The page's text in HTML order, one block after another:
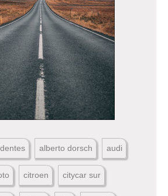
alberto dorsch audi
citroen citycar sur